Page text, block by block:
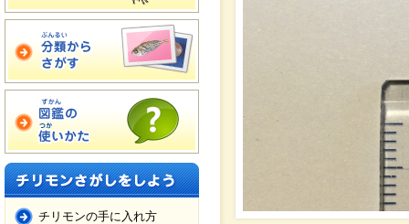
チリモンの手に入れ方